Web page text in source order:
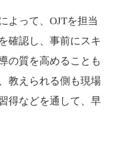
よって、OJTを担当
確認し、事前にスキ
の質を高めることも
教えられる側も現場
得などを通して、早